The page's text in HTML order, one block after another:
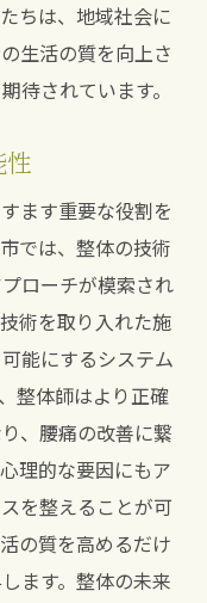
ちは、地域社会に
生活の質を向上さ
待されています。
性
ます重要な役割を
では、整体の技術
ローチが模索され
術を取り入れた施
能にするシステム
整体師はより正確
、腰痛の改善に繋
理的な要因にもア
を整えることが可
の質を高めるだけ
ます。整体の未来